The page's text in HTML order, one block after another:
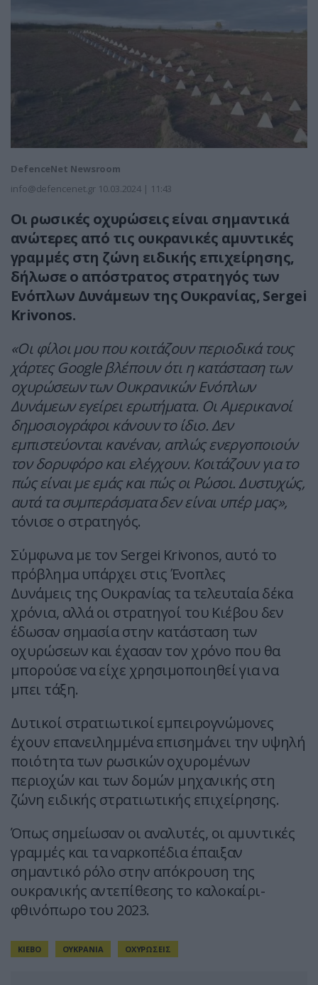
DefenceNet Newsroom
info@defencenet.gr 10.03.2024 | 11:43
Οι ρωσικές οχυρώσεις είναι σημαντικά
ανώτερες από τις ουκρανικές αμυντικές
γραμμές στη ζώνη ειδικής επιχείρησης,
δήλωσε ο απόστρατος στρατηγός των
Ενόπλων Δυνάμεων της Ουκρανίας, Sergei
Krivonos.
«Οι φίλοι μου που κοιτάζουν περιοδικά τους
χάρτες Google βλέπουν ότι η κατάσταση των
οχυρώσεων των Ουκρανικών Ενόπλων
Δυνάμεων εγείρει ερωτήματα. Οι Αμερικανοί
δημοσιογράφοι κάνουν το ίδιο. Δεν
εμπιστεύονται κανέναν, απλώς ενεργοποιούν
τον δορυφόρο και ελέγχουν. Κοιτάζουν για το
πώς είναι με εμάς και πώς οι Ρώσοι. Δυστυχώς,
αυτά τα συμπεράσματα δεν είναι υπέρ μας»,
τόνισε ο στρατηγός.
Σύμφωνα με τον Sergei Krivonos, αυτό το
πρόβλημα υπάρχει στις Ένοπλες
Δυνάμεις της Ουκρανίας τα τελευταία δέκα
χρόνια, αλλά οι στρατηγοί του Κιέβου δεν
έδωσαν σημασία στην κατάσταση των
οχυρώσεων και έχασαν τον χρόνο που θα
μπορούσε να είχε χρησιμοποιηθεί για να
μπει τάξη.
Δυτικοί στρατιωτικοί εμπειρογνώμονες
έχουν επανειλημμένα επισημάνει την υψηλή
ποιότητα των ρωσικών οχυρομένων
περιοχών και των δομών μηχανικής στη
ζώνη ειδικής στρατιωτικής επιχείρησης.
Όπως σημείωσαν οι αναλυτές, οι αμυντικές
γραμμές και τα ναρκοπέδια έπαιξαν
σημαντικό ρόλο στην απόκρουση της
ουκρανικής αντεπίθεσης το καλοκαίρι-
φθινόπωρο του 2023.
ΚΙΕΒΟ ΟΥΚΡΑΝΙΑ ΟΧΥΡΩΣΕΙΣ